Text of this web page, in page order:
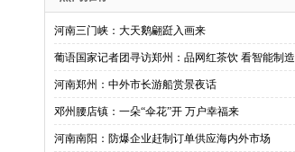
河南三门峡：大天鹅翩跹入画来
葡语国家记者团寻访郑州：品网红茶饮 看智能制造
河南郑州：中外市长游船赏景夜话
邓州腰店镇：一朵“伞花”开 万户幸福来
河南南阳：防爆企业赶制订单供应海内外市场